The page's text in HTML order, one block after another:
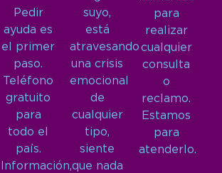
Pedir
ayuda es
el primer
paso.
Teléfono
gratuito
para
todo el
país.
Información,
suyo,
está
atravesando
una crisis
emocional
de
cualquier
tipo,
siente
que nada
para
realizar
cualquier
consulta
o
reclamo.
Estamos
para
atenderlo.